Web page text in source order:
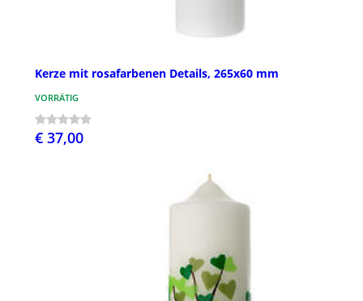
Kerze mit rosafarbenen Details, 265x60 mm
VORRÄTIG
€ 37,00